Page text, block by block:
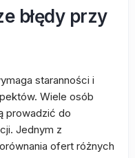
błędy przy
staranności i
Wiele osób
prowadzić do
Jednym z
ofert różnych